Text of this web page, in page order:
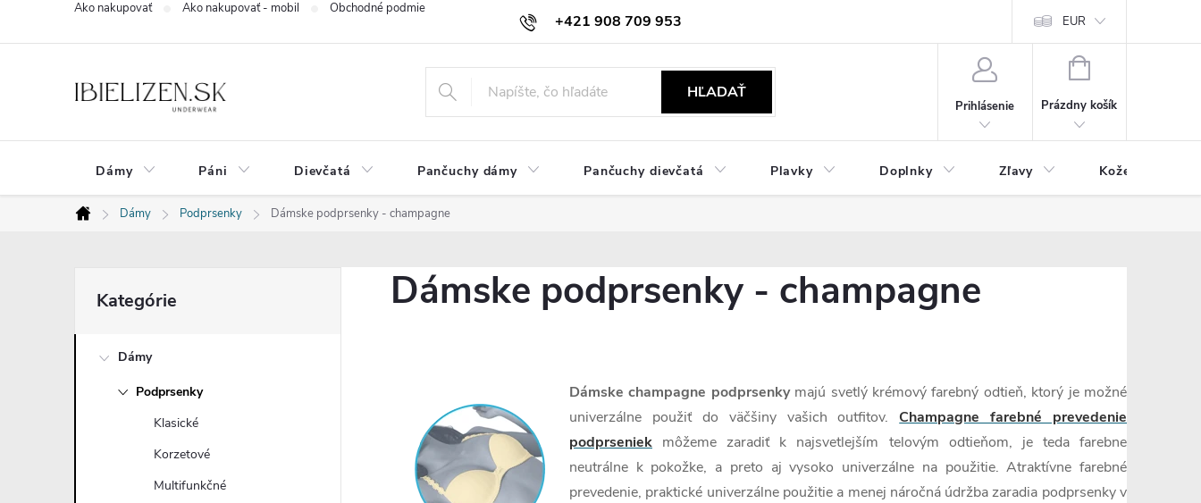
+421 908 709 953
objednavky@ibielizen.sk
Ako nakupovať Ako nakupovať - mobil Obchodné podmienky
EUR
HĽADAŤ
Prihlásenie
NÁKUPNÝ
Prázdny košík
Dámy Páni Dievčatá Pančuchy dámy Pančuchy dievčatá Plavky Doplnky Zľavy Kožený tovar
Domov
Dámy Podprsenky Dámske podprsenky - champagne
o
kategórie
Kategórie
Dámy
Podprsenky
Klasické
Korzetové
Multifunkčné
Dámske podprsenky - champagne
Dámske champagne podprsenkymajú svetlý krémový farebný odtieň, ktorý je možné
univerzálne použiť do väčšiny vašich outfitov.Champagne farebné prevedenie
podprseniek môžeme zaradiť k najsvetlejším telovým odtieňom, je teda farebne
neutrálne k pokožke, a preto aj vysoko univerzálne na použitie. Atraktívne farebné
prevedenie, praktické univerzálne použitie a menej náročná údržba zaradia podprsenky v